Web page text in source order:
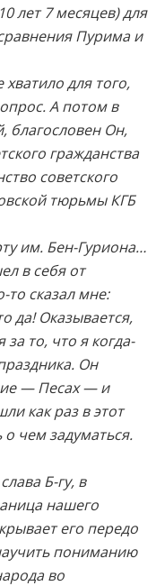
лет 7 месяцев) для
Пурима и
для того,
А потом в
благословен Он,
гражданства
советского
тюрьмы КГБ
им. Бен-Гуриона…
в себя от
то сказал мне:
да! Оказывается,
то, что я когда-
Он
— Песах — и
как раз в этот
о чем задуматься.
Б-гу, в
нашего
его передо
пониманию
во